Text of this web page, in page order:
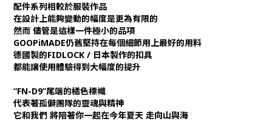
配件系列相較於服裝作品
在設計上能夠變動的幅度是更為有限的
然而 儘管是這樣一件極小的品項
GOOPiMADE仍舊堅持在每個細節用上最好的用料
德國製的FIDLOCK / 日本製作的扣具
都能讓使用體驗得到大幅度的提升
“FN-D9”尾端的橘色標幟
代表著孤僻團隊的靈魂與精神
它和我們 將陪著你一起在今年夏天 走向山與海